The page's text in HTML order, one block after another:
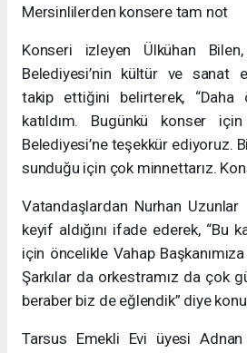
Mersinlilerden konsere tam not
Konseri izleyen Ülkühan
Belediyesi’nin kültür ve sanat
takip ettiğini belirterek, “Daha
katıldım. Bugünkü konser
Belediyesi’ne teşekkür ediyoruz.
sunduğu için çok minnettarız.
Vatandaşlardan Nurhan
keyif aldığını ifade ederek, “Bu
için öncelikle Vahap
Şarkılar da orkestramız da çok
beraber biz de eğlendik” diye
Tarsus Emekli Evi üyesi